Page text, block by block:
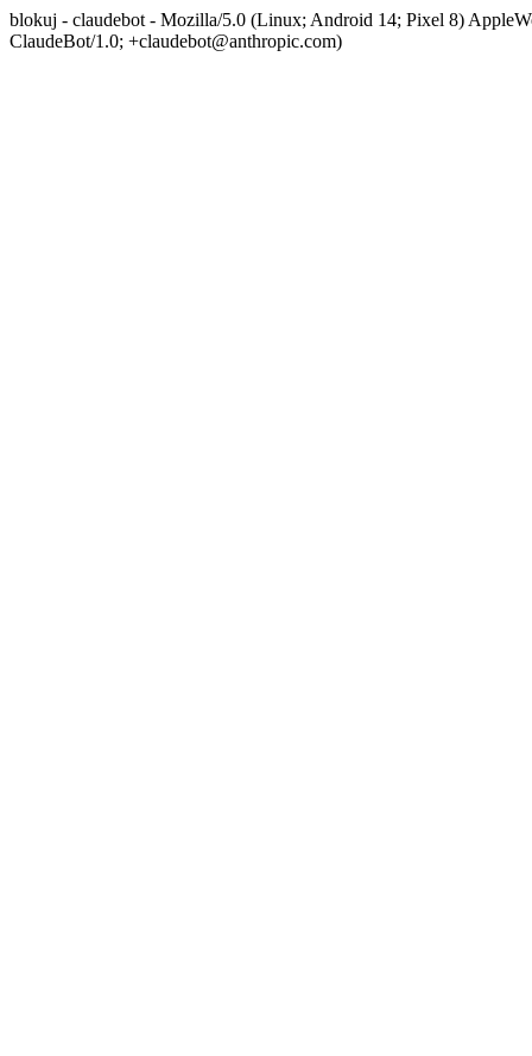
blokuj - claudebot - Mozilla/5.0 (Linux; Android 14; Pixel 8)
ClaudeBot/1.0; +claudebot@anthropic.com)